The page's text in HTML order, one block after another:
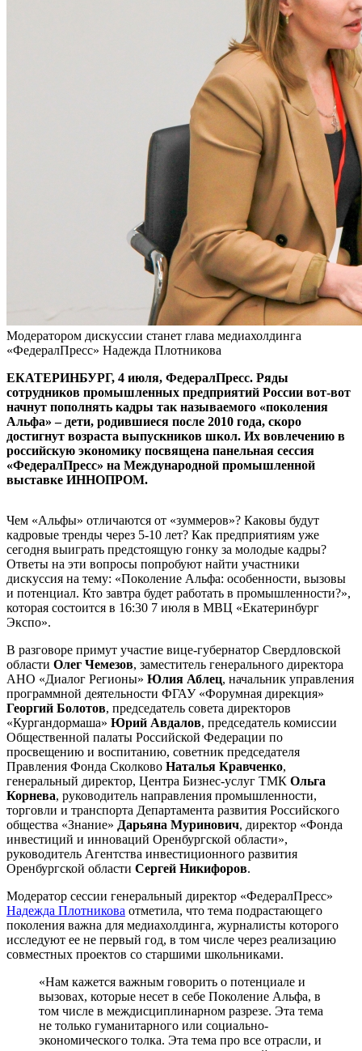
Модератором дискуссии станет глава медиахолдинга
«ФедералПресс» Надежда Плотникова
ЕКАТЕРИНБУРГ, 4 июля, ФедералПресс. Ряды
сотрудников промышленных предприятий России вот-вот
начнут пополнять кадры так называемого «поколения
Альфа» – дети, родившиеся после 2010 года, скоро
достигнут возраста выпускников школ. Их вовлечению в
российскую экономику посвящена панельная сессия
«ФедералПресс» на Международной промышленной
выставке ИННОПРОМ.
Чем «Альфы» отличаются от «зуммеров»? Каковы будут
кадровые тренды через 5-10 лет? Как предприятиям уже
сегодня выиграть предстоящую гонку за молодые кадры?
Ответы на эти вопросы попробуют найти участники
дискуссия на тему: «Поколение Альфа: особенности, вызовы
и потенциал. Кто завтра будет работать в промышленности?»,
которая состоится в 16:30 7 июля в МВЦ «Екатеринбург
Экспо».
В разговоре примут участие вице-губернатор Свердловской
области Олег Чемезов, заместитель генерального директора
АНО «Диалог Регионы» Юлия Аблец, начальник управления
программной деятельности ФГАУ «Форумная дирекция»
Георгий Болотов, председатель совета директоров
«Кургандормаша» Юрий Авдалов, председатель комиссии
Общественной палаты Российской Федерации по
просвещению и воспитанию, советник председателя
Правления Фонда Сколково Наталья Кравченко,
генеральный директор, Центра Бизнес-услуг ТМК Ольга
Корнева, руководитель направления промышленности,
торговли и транспорта Департамента развития Российского
общества «Знание» Дарьяна Муринович, директор «Фонда
инвестиций и инноваций Оренбургской области»,
руководитель Агентства инвестиционного развития
Оренбургской области Сергей Никифоров.
Модератор сессии генеральный директор «ФедералПресс»
Надежда Плотникова отметила, что тема подрастающего
поколения важна для медиахолдинга, журналисты которого
исследуют ее не первый год, в том числе через реализацию
совместных проектов со старшими школьниками.
«Нам кажется важным говорить о потенциале и
вызовах, которые несет в себе Поколение Альфа, в
том числе в междисциплинарном разрезе. Эта тема
не только гуманитарного или социально-
экономического толка. Эта тема про все отрасли, и